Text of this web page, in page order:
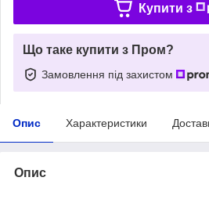
Купити з
Що таке купити з Пром?
Замовлення під захистом
Опис Характеристики
Опис